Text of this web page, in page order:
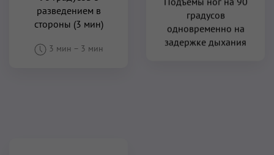
разведением в
стороны (3 мин)
3 мин – 3 мин
градусов
одновременно на
задержке дыхания